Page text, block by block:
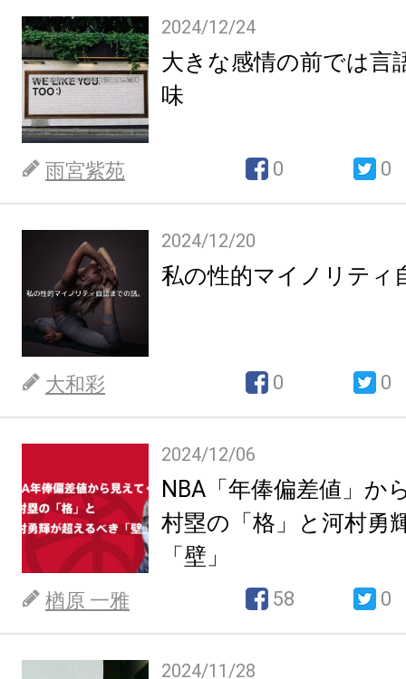
2024/12/24
大きな感情の前では言
味
雨宮紫苑 0 0
2024/12/20
私の性的マイノリティ
大和彩 0 0
2024/12/06
NBA「年俸偏差値」か
村塁の「格」と河村勇
「壁」
楢原 一雅 58 0
2024/11/28